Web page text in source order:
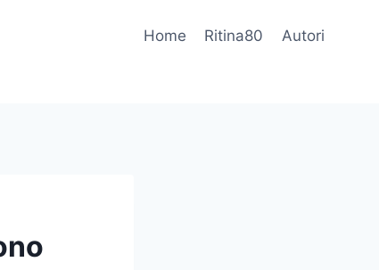
Home Ritina80 Autori